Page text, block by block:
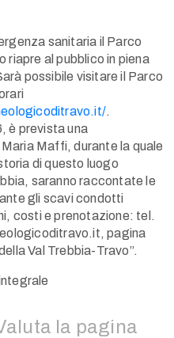
sanitaria il Parco
al pubblico in piena
possibile visitare il Parco
.
è prevista una
Maffi, durante la quale
di questo luogo
saranno raccontate le
gli scavi condotti
costi e prenotazione: tel.
pagina
Val Trebbia-Travo”.
la pagina